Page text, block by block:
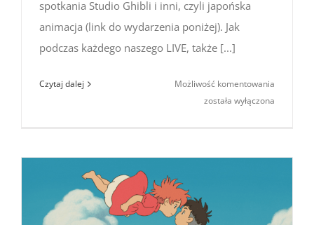
spotkania Studio Ghibli i inni, czyli japońska
animacja (link do wydarzenia poniżej). Jak
podczas każdego naszego LIVE, także [...]
Czytaj dalej Możliwość komentowania
filmów
została wyłączona